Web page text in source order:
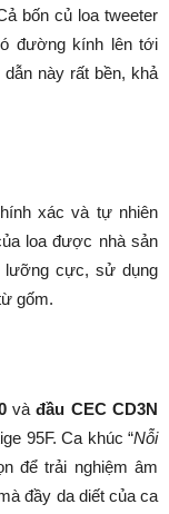
bốn củ loa tweeter
đường kính lên tới
này rất bền, khả
xác và tự nhiên
loa được nhà sản
lưỡng cực, sử dụng
gốm.
vàđầu CEC CD3N
95F. Ca khúc “Nỗi
để trải nghiệm âm
đầy da diết của ca